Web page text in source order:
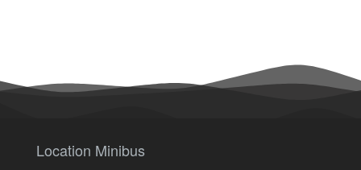
Location Minibus